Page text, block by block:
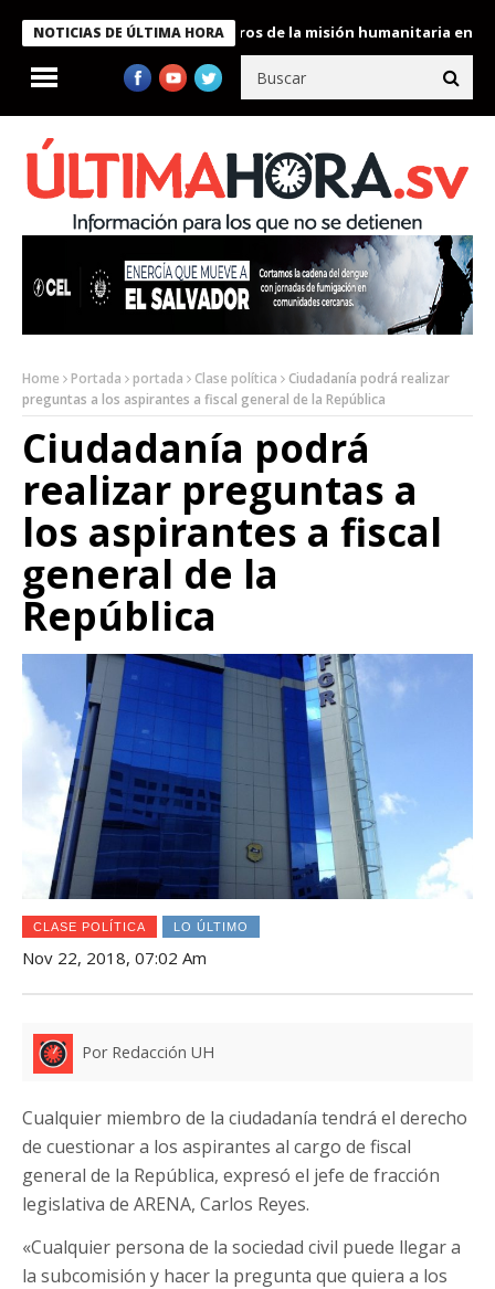
NOTICIAS DE ÚLTIMA HORA
condecora a miembros de la misión humanitaria enviada a
Home Portada portada Clase política
Ciudadanía podrá realizar
preguntas a los aspirantes a fiscal general de la República
Ciudadanía podrá
realizar preguntas a
los aspirantes a fiscal
general de la
República
CLASE POLÍTICA LO ÚLTIMO
Nov 22, 2018, 07:02 Am
Por Redacción UH
Cualquier miembro de la ciudadanía tendrá el derecho
de cuestionar a los aspirantes al cargo de fiscal
general de la República, expresó el jefe de fracción
legislativa de ARENA, Carlos Reyes.
«Cualquier persona de la sociedad civil puede llegar a
la subcomisión y hacer la pregunta que quiera a los